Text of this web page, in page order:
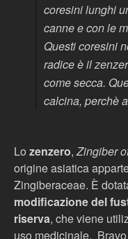
coresini lunghi
canne e con le
Questi coresini
radice è il
come secca.
calcina, perchè
Lo zenzero,Zingiber
origine asiatica
Zingiberaceae. È
modificazione del
riserva, che viene
uso medicinale.